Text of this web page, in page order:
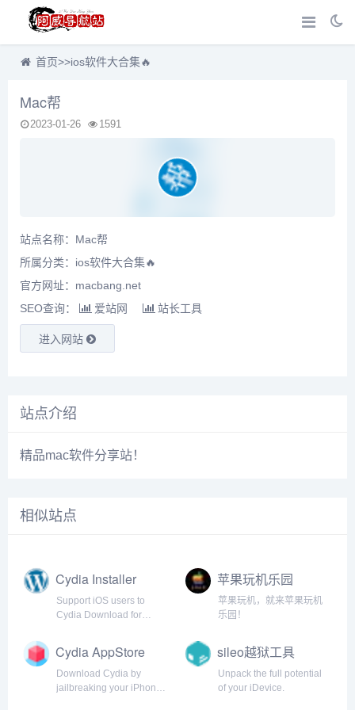
首页>>ios软件大合集🔥
Mac帮
2023-01-26 1591
站点名称：Mac帮
所属分类： ios软件大合集🔥
官方网址：macbang.net
SEO查询：
爱站网 站长工具
进入网站
站点介绍
精品mac软件分享站！
相似站点
Cydia Installer
Support iOS users to
Cydia Download for
from cydia installer to
install Cydia app for iOS
14 - 5
苹果玩机乐园
苹果玩机，就来苹果玩机
乐园！
Cydia AppStore
Download Cydia by
jailbreaking your iPhone.
sileo越狱工具
Unpack the full potential
of your iDevice.